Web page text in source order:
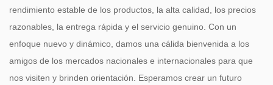
rendimiento estable de los productos, la alta calidad, los precios
razonables, la entrega rápida y el servicio genuino. Con un
enfoque nuevo y dinámico, damos una cálida bienvenida a los
amigos de los mercados nacionales e internacionales para que
nos visiten y brinden orientación. Esperamos crear un futuro